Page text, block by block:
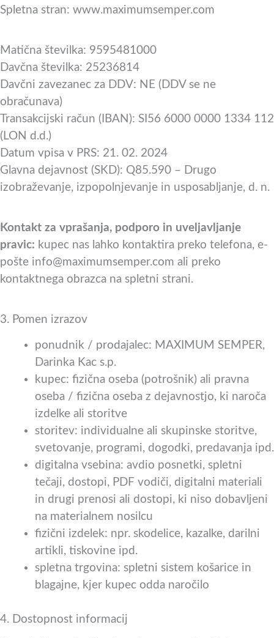
Spletna stran: www.maximumsemper.com
Matična številka: 9595481000
Davčna številka: 25236814
Davčni zavezanec za DDV: NE (DDV se ne
obračunava)
Transakcijski račun (IBAN): SI56 6000 0000 1334 112
(LON d.d.)
Datum vpisa v PRS: 21. 02. 2024
Glavna dejavnost (SKD): Q85.590 – Drugo
izobraževanje, izpopolnjevanje in usposabljanje, d. n.
Kontakt za vprašanja, podporo in uveljavljanje
pravic: kupec nas lahko kontaktira preko telefona, e-
pošte info@maximumsemper.com ali preko
kontaktnega obrazca na spletni strani.
3. Pomen izrazov
ponudnik / prodajalec: MAXIMUM SEMPER,
Darinka Kac s.p.
kupec: fizična oseba (potrošnik) ali pravna
oseba / fizična oseba z dejavnostjo, ki naroča
izdelke ali storitve
storitev: individualne ali skupinske storitve,
svetovanje, programi, dogodki, predavanja ipd.
digitalna vsebina: avdio posnetki, spletni
tečaji, dostopi, PDF vodiči, digitalni materiali
in drugi prenosi ali dostopi, ki niso dobavljeni
na materialnem nosilcu
fizični izdelek: npr. skodelice, kazalke, darilni
artikli, tiskovine ipd.
spletna trgovina: spletni sistem košarice in
blagajne, kjer kupec odda naročilo
4. Dostopnost informacij